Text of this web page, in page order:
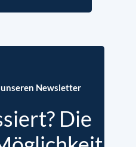
Newsletter
Die